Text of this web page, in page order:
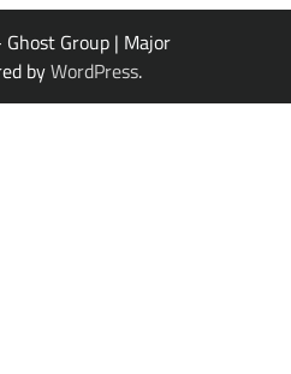
Group | Major
byWordPress.